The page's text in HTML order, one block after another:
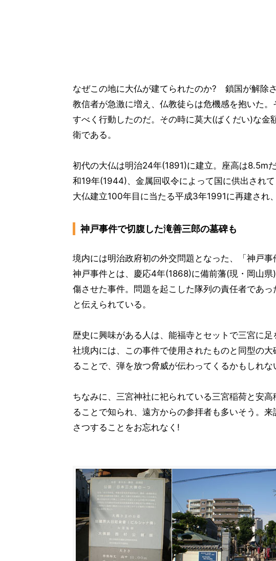
なぜこの地に大仏が建てられたのか? 鎖国が解除
教信者が急激に増え、仏教徒らは危機感を抱いた
すべく行動したのだ。その時に莫大(ばくだい)な金
衛である。
初代の大仏は明治24年(1891)に建立。座高は8.5m
和19年(1944)、金属回収令によって国に供出され
大仏建立100年目に当たる平成3年1991に再建され
神戸事件で切腹した滝善三郎の墓碑も
境内には明治政府初の外交問題となった、「神戸事
神戸事件とは、慶応4年(1868)に備前藩(現・岡山
傷させた事件。問題を起こした隊列の責任者であ
と伝えられている。
歴史に興味がある人は、能福寺とセットで三宮に
社境内には、この事件で使用されたものと同型の
ることで、弾を放つ脅威が伝わってくるかもしれな
ちなみに、三宮神社に祀られている三宮稲荷と安
ることで知られ、遠方からの参拝者も多いそう。
さつすることをお忘れなく!